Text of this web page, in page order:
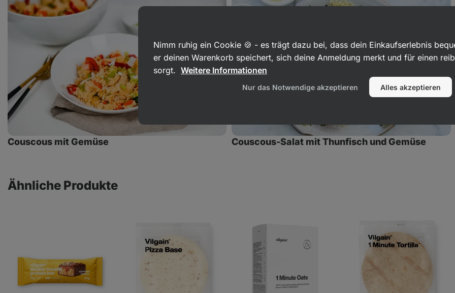
mit
Gemüse
Couscous mit Gemüse Couscous-Salat mit Thunfisch und Gemüse
Ähnliche Produkte
Nimm ruhig ein Cookie 🍪 - es trägt dazu bei, dass dein Einkaufserlebnis
er deinen Warenkorb speichert, sich deine Anmeldung merkt und für einen
sorgt. Weitere Informationen
Nur das Notwendige akzeptieren Alles akzeptieren